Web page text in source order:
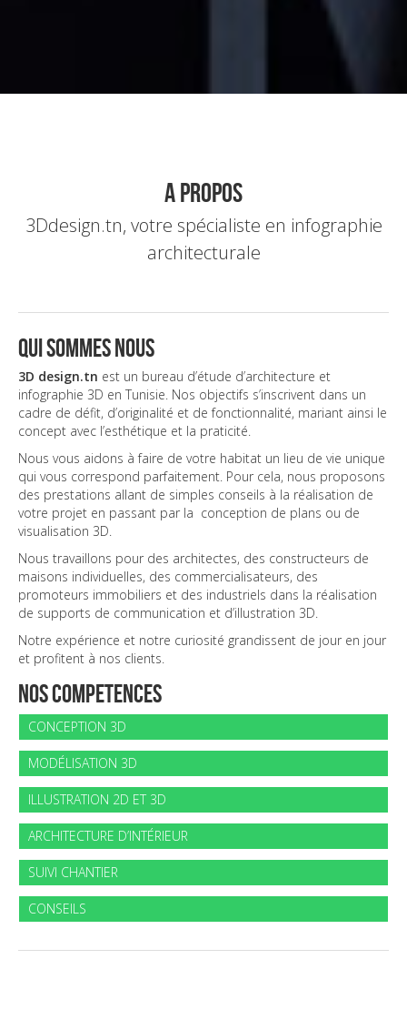
a propos
3Ddesign.tn, votre spécialiste en infographie
architecturale
qui sommes nous
3D design.tn est un bureau d’étude d’architecture et
infographie 3D en Tunisie. Nos objectifs s’inscrivent dans un
cadre de défit, d’originalité et de fonctionnalité, mariant ainsi le
concept avec l’esthétique et la praticité.
Nous vous aidons à faire de votre habitat un lieu de vie unique
qui vous correspond parfaitement. Pour cela, nous proposons
des prestations allant de simples conseils à la réalisation de
votre projet en passant par la conception de plans ou de
visualisation 3D.
Nous travaillons pour des architectes, des constructeurs de
maisons individuelles, des commercialisateurs, des
promoteurs immobiliers et des industriels dans la réalisation
de supports de communication et d’illustration 3D.
Notre expérience et notre curiosité grandissent de jour en jour
et profitent à nos clients.
nos competences
CONCEPTION 3D
MODÉLISATION 3D
ILLUSTRATION 2D ET 3D
ARCHITECTURE D’INTÉRIEUR
SUIVI CHANTIER
CONSEILS